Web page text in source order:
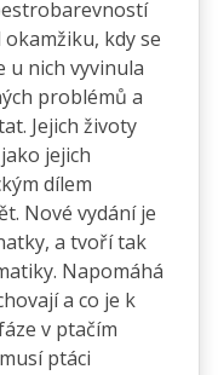
kdy se
u nich vyvinula
problémů a
Jejich životy
jejich
dílem
Nové vydání je
a tvoří tak
Napomáhá
a co je k
v ptačím
ptáci